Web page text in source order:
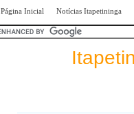
Página Inicial Notícias Itapetininga